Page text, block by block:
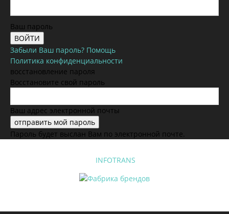
Ваш пароль
Забыли Ваш пароль? Помощь
Политика конфиденциальности
восстановление пароля
Восстановите свой пароль
Ваш адрес электронной почты
Пароль будет выслан Вам по электронной почте.
INFOTRANS